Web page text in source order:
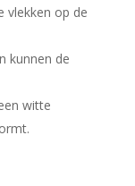
vlekken op de
kunnen de
witte